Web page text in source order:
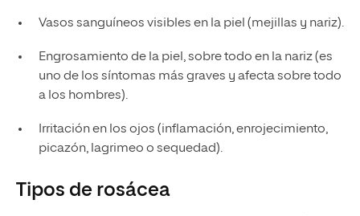
Vasos sanguíneos visibles en la piel (mejillas y nariz).
Engrosamiento de la piel, sobre todo en la nariz (es
uno de los síntomas más graves y afecta sobre todo
a los hombres).
Irritación en los ojos (inflamación, enrojecimiento,
picazón, lagrimeo o sequedad).
Tipos de rosácea